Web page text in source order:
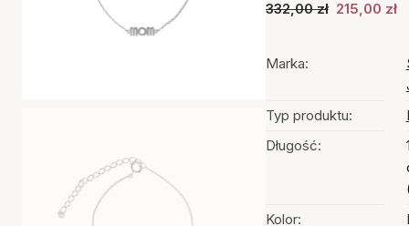
332,00 zł 215,00 zł
Marka:
Typ produktu:
Długość:
Kolor: